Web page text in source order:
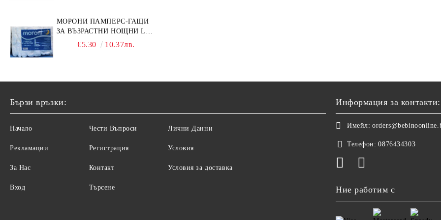
МОРОНИ ПАМПЕРС-ГАЩИ
ЗА ВЪЗРАСТНИ НОЩНИ L
НОЩНИ X 10БР.
€5.30 10.37лв.
Бързи връзки:
Начало
Рекламации
За Нас
Вход
Чести Въпроси
Регистрация
Контакт
Търсене
Лични Данни
Условия
Условия за доставка
Информация за контакти:
Имейл:
Телефон: 0876434303
Ние работим с